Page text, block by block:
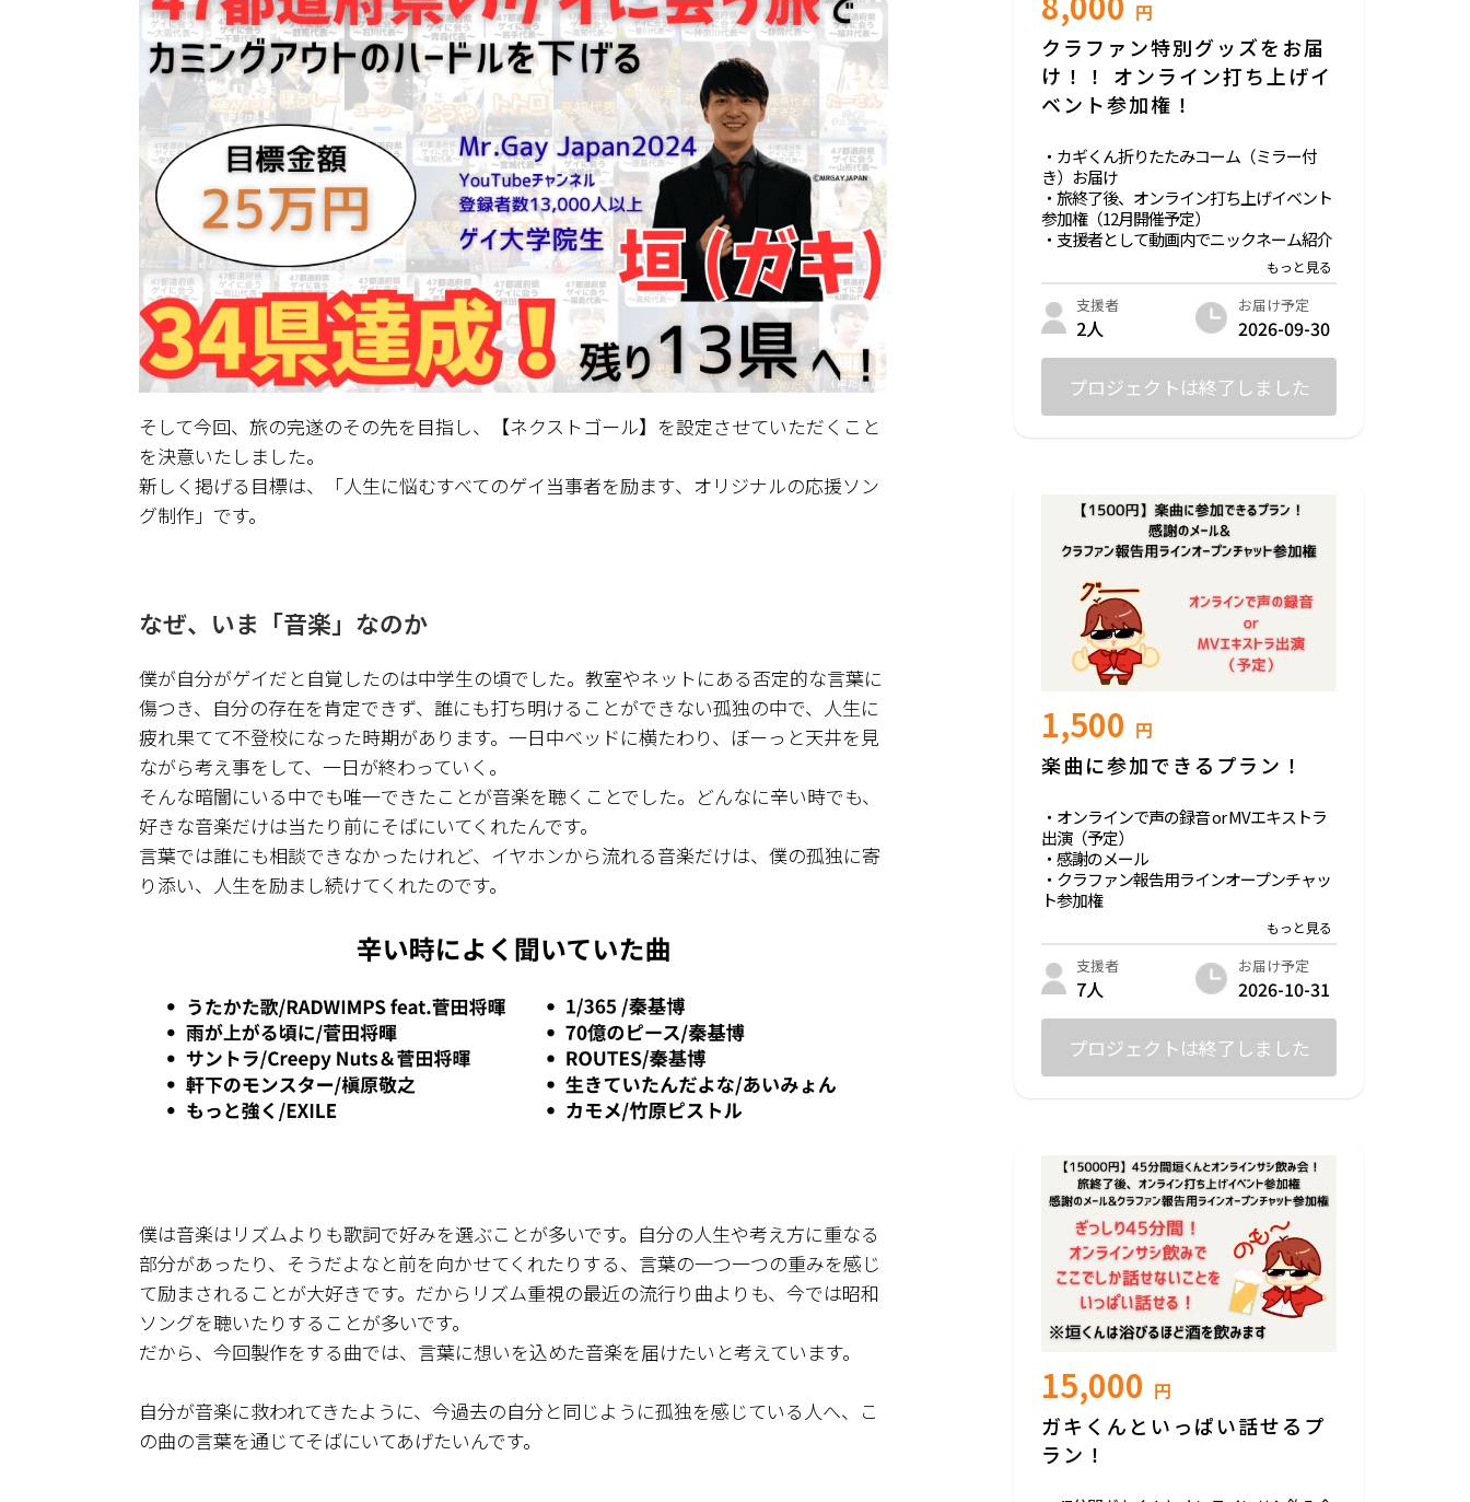
そして今回、旅の完遂のその先を目指し、【ネクストゴール】を設定させていただくこと
を決意いたしました。
新しく掲げる目標は、「人生に悩むすべてのゲイ当事者を励ます、オリジナルの応援ソン
グ制作」です。
なぜ、いま「音楽」なのか
僕が自分がゲイだと自覚したのは中学生の頃でした。教室やネットにある否定的な言葉に
傷つき、自分の存在を肯定できず、誰にも打ち明けることができない孤独の中で、人生に
疲れ果てて不登校になった時期があります。一日中ベッドに横たわり、ぼーっと天井を見
ながら考え事をして、一日が終わっていく。
そんな暗闇にいる中でも唯一できたことが音楽を聴くことでした。どんなに辛い時でも、
好きな音楽だけは当たり前にそばにいてくれたんです。
言葉では誰にも相談できなかったけれど、イヤホンから流れる音楽だけは、僕の孤独に寄
り添い、人生を励まし続けてくれたのです。
僕は音楽はリズムよりも歌詞で好みを選ぶことが多いです。自分の人生や考え方に重なる
部分があったり、そうだよなと前を向かせてくれたりする、言葉の一つ一つの重みを感じ
て励まされることが大好きです。だからリズム重視の最近の流行り曲よりも、今では昭和
ソングを聴いたりすることが多いです。
だから、今回製作をする曲では、言葉に想いを込めた音楽を届けたいと考えています。
自分が音楽に救われてきたように、今過去の自分と同じように孤独を感じている人へ、こ
の曲の言葉を通じてそばにいてあげたいんです。
円
クラファン特別グッズをお届
け！！ オンライン打ち上げイ
ベント参加権！
・カギくん折りたたみコーム（ミラー付
き）お届け
・旅終了後、オンライン打ち上げイベント
参加権（12月開催予定）
・支援者として動画内でニックネーム紹介
・クラファン報告用ラインオープンチャッ
ト参加権
普段は販売していない、クラファン特別グ
ッズ「カギくんコーム」
〜カギくんのコンセプト〜
オンライン打ち上げイベントでは、旅を終
えての裏話やクイズ企画など、クリスマス
支援者
2人
お届け予定
2026-09-30
プロジェクトは終了しました
1,500 円
楽曲に参加できるプラン！
・オンラインで声の録音 or MVエキストラ
出演（予定）
・感謝のメール
・クラファン報告用ラインオープンチャッ
ト参加権
※参加方法は検討中ですが、例えばオンラ
インで声を録音する、MV撮影に参加する
など、このプランで支援をしてくださった
方が何かしらの方法で楽曲に参加できるよ
うに用意いたします。
※MVエキストラ出演の場合、撮影場所ま
支援者
7人
お届け予定
2026-10-31
プロジェクトは終了しました
15,000 円
ガキくんといっぱい話せるプ
ラン！